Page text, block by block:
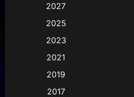
2027
2025
2023
2021
2019
2017